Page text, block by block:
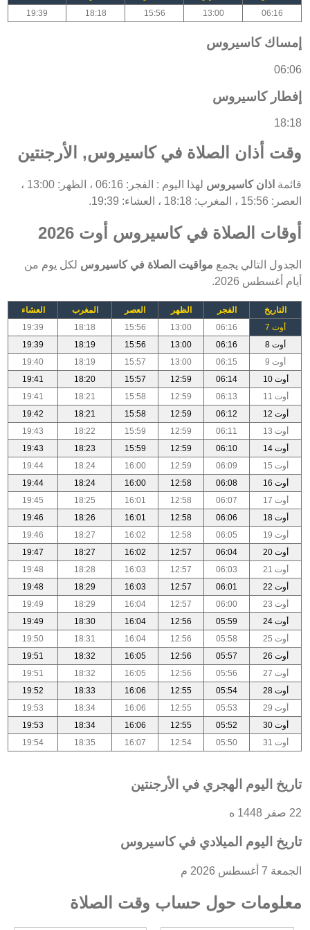
06:16
13:00
15:56
18:18
19:39
إمساك كاسيروس
06:06
إفطار كاسيروس
18:18
وقت أذان الصلاة في كاسيروس, الأرجنتين
قائمة اذان كاسيروس
لهذا اليوم : الفجر: 06:16 ، الظهر: 13:00 ،
العصر: 15:56 ، المغرب: 18:18 ، العشاء: 19:39.
أوقات الصلاة في كاسيروس أوت 2026
الجدول التالي يجمع مواقيت الصلاة في كاسيروس لكل يوم من
أيام أغسطس 2026.
التاريخ الفجر الظهر العصر المغرب
العشاء
أوت 7
06:16
13:00
15:56
18:18
19:39
أوت 8
06:16
13:00
15:56
18:19
19:39
أوت 9
06:15
13:00
15:57
18:19
19:40
أوت 10
06:14
12:59
15:57
18:20
19:41
أوت 11
06:13
12:59
15:58
18:21
19:41
أوت 12
06:12
12:59
15:58
18:21
19:42
أوت 13
06:11
12:59
15:59
18:22
19:43
أوت 14
06:10
12:59
15:59
18:23
19:43
أوت 15
06:09
12:59
16:00
18:24
19:44
أوت 16
06:08
12:58
16:00
18:24
19:44
أوت 17
06:07
12:58
16:01
18:25
19:45
أوت 18
06:06
12:58
16:01
18:26
19:46
أوت 19
06:05
12:58
16:02
18:27
19:46
أوت 20
06:04
12:57
16:02
18:27
19:47
أوت 21
06:03
12:57
16:03
18:28
19:48
أوت 22
06:01
12:57
16:03
18:29
19:48
أوت 23
06:00
12:57
16:04
18:29
19:49
أوت 24
05:59
12:56
16:04
18:30
19:49
أوت 25
05:58
12:56
16:04
18:31
19:50
أوت 26
05:57
12:56
16:05
18:32
19:51
أوت 27
05:56
12:56
16:05
18:32
19:51
أوت 28
05:54
12:55
16:06
18:33
19:52
أوت 29
05:53
12:55
16:06
18:34
19:53
أوت 30
05:52
12:55
16:06
18:34
19:53
أوت 31
05:50
12:54
16:07
18:35
19:54
تاريخ اليوم الهجري في الأرجنتين
22 صفر 1448 ه
تاريخ اليوم الميلادي في كاسيروس
الجمعة 7 أغسطس 2026 م
معلومات حول حساب وقت الصلاة